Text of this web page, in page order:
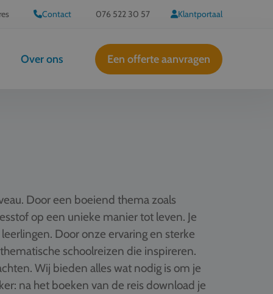
Contact 076 522 30 57 Klantportaal
Over ons Een offerte aanvragen
Door een boeiend thema zoals
op een unieke manier tot leven. Je
Door onze ervaring en sterke
schoolreizen die inspireren.
Wij bieden alles wat nodig is om je
na het boeken van de reis download je